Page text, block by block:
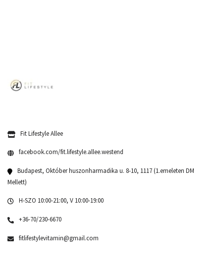
Fit Lifestyle Allee
facebook.com/fit.lifestyle.allee.westend
Budapest, Október huszonharmadika u. 8-10, 1117 (1.emeleten DM
Mellett)
H-SZO 10:00-21:00, V 10:00-19:00
+36-70/230-6670
fitlifestylevitamin@gmail.com